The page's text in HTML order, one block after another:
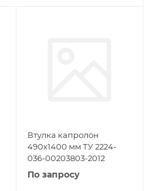
Втулка капролон
490х1400 мм ТУ 2224-
036-00203803-2012
По запросу